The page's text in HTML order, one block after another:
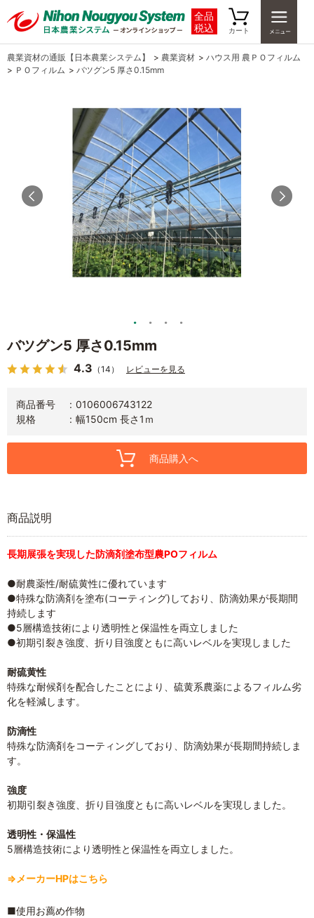
全品
税込
カート
農業資材の通販【日本農業システム】 > 農業資材 > ハウス用 農ＰＯフィルム
> ＰＯフィルム > バツグン5 厚さ0.15mm
バツグン5 厚さ0.15mm
4.3 （14） レビューを見る
商品番号
0106006743122
規格
幅150cm 長さ1ｍ
商品購入へ
商品説明
長期展張を実現した防滴剤塗布型農POフィルム
●耐農薬性/耐硫黄性に優れています
●特殊な防滴剤を塗布(コーティング)しており、防滴効果が長期間
持続します
●5層構造技術により透明性と保温性を両立しました
●初期引裂き強度、折り目強度ともに高いレベルを実現しました
耐硫黄性
特殊な耐候剤を配合したことにより、硫黄系農薬によるフィルム劣
化を軽減します。
防滴性
特殊な防滴剤をコーティングしており、防滴効果が長期間持続しま
す。
強度
初期引裂き強度、折り目強度ともに高いレベルを実現しました。
透明性・保温性
5層構造技術により透明性と保温性を両立しました。
⇒メーカーHPはこちら
■使用お薦め作物